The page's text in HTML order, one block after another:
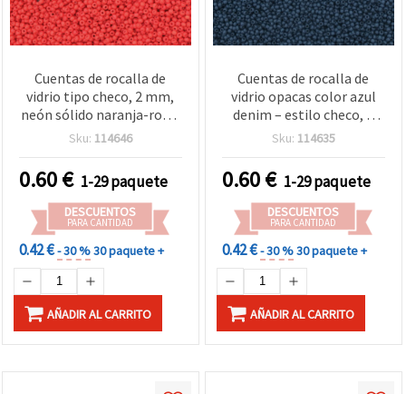
Cuentas de rocalla de
vidrio tipo checo, 2 mm,
neón sólido naranja-rosa,
15 g (~2050 uds)
Sku: 114646
0.60€ 1-29 paquete
DESCUENTOS
PARA CANTIDAD
0.42 €- 30 %30 paquete +
AÑADIR AL CARRITO
Cuentas de rocalla de
vidrio opacas color azul
denim – estilo checo, 2
mm, 15 g (~2050 uds),
bisutería DIY, tejido de
cuentas y manualidades
Sku: 114635
0.60€ 1-29 paquete
DESCUENTOS
PARA CANTIDAD
0.42 €- 30 %30 paquete +
AÑADIR AL CARRITO